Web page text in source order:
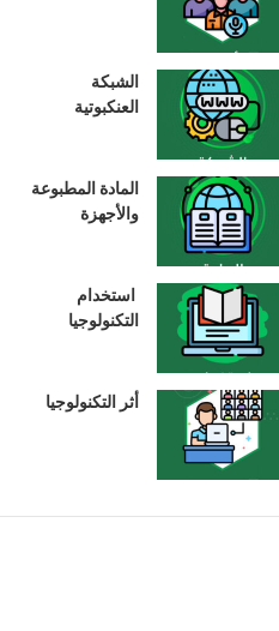
الشبكة
العنكبوتية
المادة المطبوعة
والأجهزة
استخدام
التكنولوجيا
أثر التكنولوجيا